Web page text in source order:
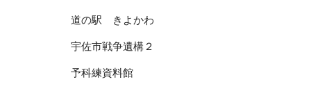
道の駅 きよかわ
宇佐市戦争遺構２
予科練資料館